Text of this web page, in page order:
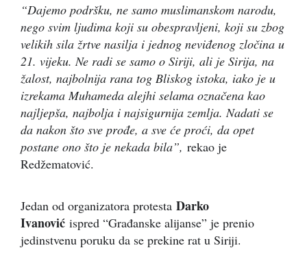
“Dajemo podršku, ne samo muslimanskom narodu,
nego svim ljudima koji su obespravljeni, koji su zbog
velikih sila žrtve nasilja i jednog neviđenog zločina u
21. vijeku. Ne radi se samo o Siriji, ali je Sirija, na
žalost, najbolnija rana tog Bliskog istoka, iako je u
izrekama Muhameda alejhi selama označena kao
najljepša, najbolja i najsigurnija zemlja. Nadati se
da nakon što sve prođe, a sve će proći, da opet
postane ono što je nekada bila”, rekao je
Redžematović.
Jedan od organizatora protesta Darko
Ivanović ispred “Građanske alijanse” je prenio
jedinstvenu poruku da se prekine rat u Siriji.